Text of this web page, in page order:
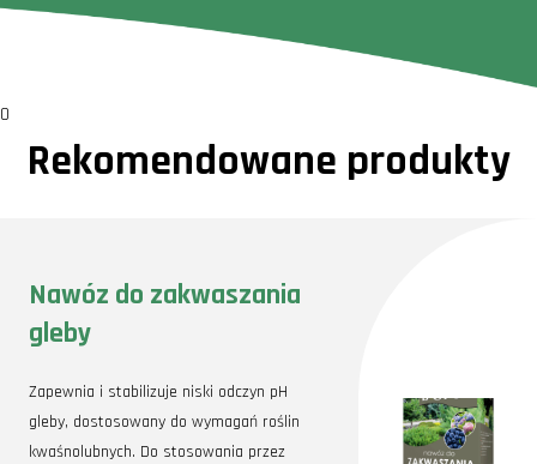
0
Rekomendowane produkty
Nawóz do zakwaszania
gleby
Zapewnia i stabilizuje niski odczyn pH
gleby, dostosowany do wymagań roślin
kwaśnolubnych. Do stosowania przez